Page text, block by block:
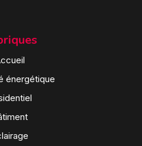
énergétique